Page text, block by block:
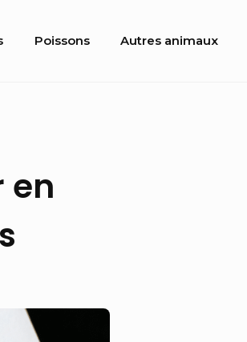
Poissons Autres animaux
en